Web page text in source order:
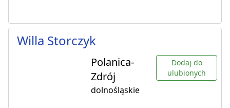
Willa Storczyk
Polanica-
Zdrój
dolnośląskie
Dodaj do
ulubionych